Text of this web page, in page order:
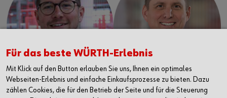
Episode 18: Smart Workplace – Wie sieht der
Für das beste WÜRTH-Erlebnis
Mit Klick auf den Button erlauben Sie uns, Ihnen ein optimales
Webseiten-Erlebnis und einfache Einkaufsprozesse zu bieten. Dazu
zählen Cookies, die für den Betrieb der Seite und für die Steuerung